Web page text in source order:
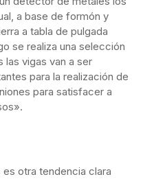
a base de formón y
a tabla de pulgada
se realiza una selección
las vigas van a ser
para la realización de
para satisfacer a
otra tendencia clara